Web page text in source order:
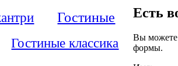
Гостиные
Гостиные классика
Есть
Вы можете
формы.